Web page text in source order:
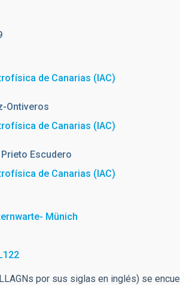
de Canarias (IAC)
Ontiveros
de Canarias (IAC)
Prieto Escudero
de Canarias (IAC)
Münich
por sus siglas en inglés) se